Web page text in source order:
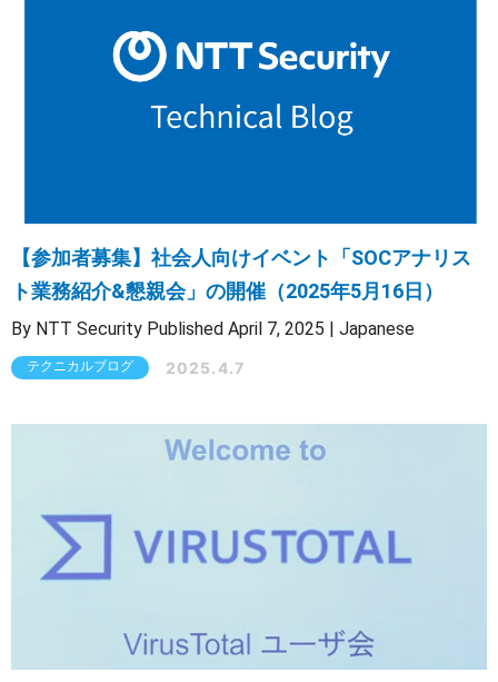
【参加者募集】社会人向けイベント「SOCアナリス
ト業務紹介&懇親会」の開催（2025年5月16日）
By NTT Security Published April 7, 2025 | Japanese
テクニカルブログ 2025.4.7